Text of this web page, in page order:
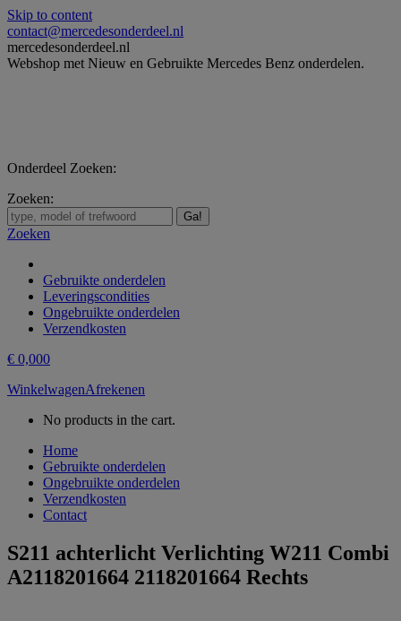
Skip to content
contact@mercedesonderdeel.nl
mercedesonderdeel.nl
Webshop met Nieuw en Gebruikte Mercedes Benz onderdelen.
Onderdeel Zoeken:
Zoeken:
Zoeken
Gebruikte onderdelen
Leveringscondities
Ongebruikte onderdelen
Verzendkosten
€ 0,000
WinkelwagenAfrekenen
No products in the cart.
Home
Gebruikte onderdelen
Ongebruikte onderdelen
Verzendkosten
Contact
S211 achterlicht Verlichting W211 Combi
A2118201664 2118201664 Rechts